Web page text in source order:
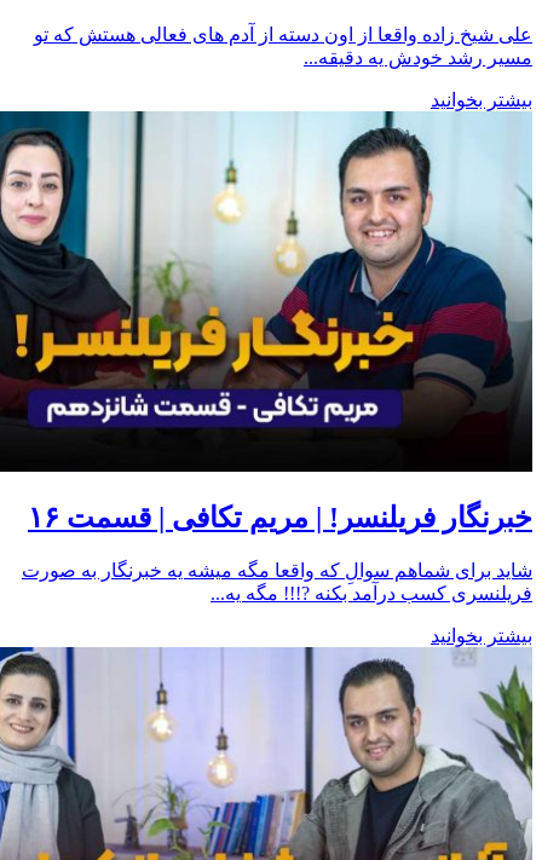
علی شیخ زاده واقعا از اون دسته از آدم های فعالی هستش که تو
مسیر رشد خودش یه دقیقه...
بیشتر بخوانید
خبرنگار فریلنسر! | مریم تکافی | قسمت ۱۶
شاید برای شماهم سوالِ که واقعا مگه میشه یه خبرنگار به صورت
فریلنسری کسب درآمد بکنه ?!!! مگه یه...
بیشتر بخوانید